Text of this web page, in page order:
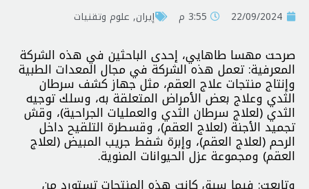
22/09/2024 3:55 م إيران, علوم وتقنيات
صرحت مهسا طاهايي، إحدى الباحثين في هذه الشركة
المعرفية: تعمل هذه الشركة في مجال المعدات الطبية
وإنتاج منتجات علاج العقم، مثل جهاز كشف سرطان
الثدي وعلاج بعض الأمراض المتعلقة به، وسلك توجيه
الثدي (لعلاج سرطان الثدي والعمليات الجراحية)، وقش
تجميد الأجنة (لعلاج العقم)، وقسطرة التلقيح داخل
الرحم (لعلاج العقم)، وإبرة شفط جريب المبيض (لعلاج
العقم) ومجموعة عزل الحيوانات المنوية.
وتابعت: فيما سبق كانت هذه المنتجات تستورد من